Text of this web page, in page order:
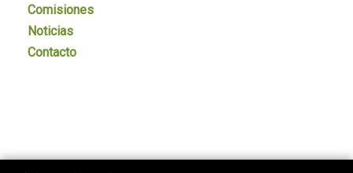
Comisiones
Noticias
Contacto